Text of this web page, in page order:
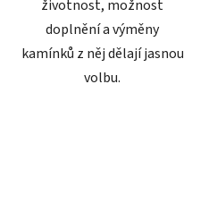
životnost, možnost
doplnění a výměny
kamínků z něj dělají jasnou
volbu.